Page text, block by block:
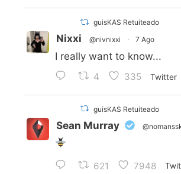
guisKAS Retuiteado
Nixxi @nivnixxi · 7 Ago
I really want to know...
4 335 Twitter
guisKAS Retuiteado
Sean Murray
621 7948